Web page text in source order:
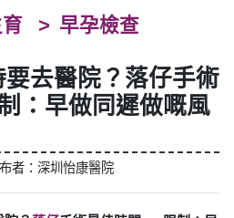
早孕檢查
去醫院？落仔手術
：早做同遲做嘅風
者：深圳怡康醫院